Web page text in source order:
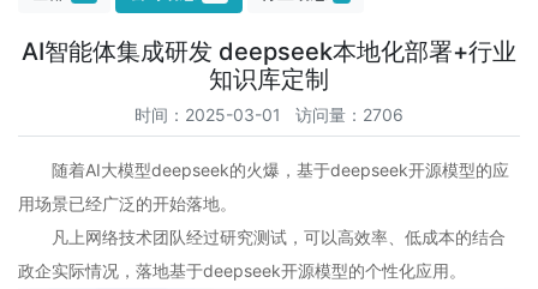
AI智能体集成研发 deepseek本地化部署+行业
知识库定制
时间：2025-03-01 访问量：2706
随着AI大模型deepseek的火爆，基于deepseek开源模型的应
用场景已经广泛的开始落地。
凡上网络技术团队经过研究测试，可以高效率、低成本的结合
政企实际情况，落地基于deepseek开源模型的个性化应用。